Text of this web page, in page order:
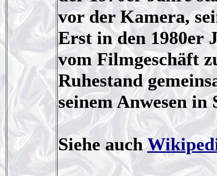
vor der Kamera,
Erst in den 1980er
vom Filmgeschäft
Ruhestand
seinem Anwesen in
Siehe auch